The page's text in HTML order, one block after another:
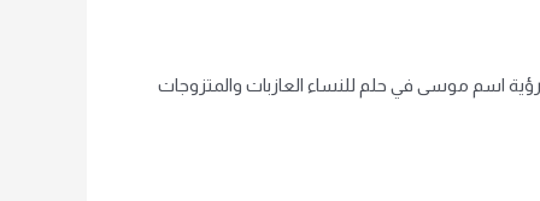
اسم موسى في حلم للنساء العازبات والمتزوجات